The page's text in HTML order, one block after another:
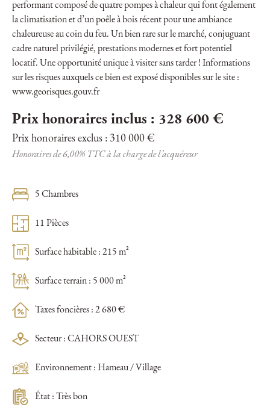
performant composé de quatre pompes à chaleur qui font également
la climatisation et d’un poêle à bois récent pour une ambiance
chaleureuse au coin du feu. Un bien rare sur le marché, conjuguant
cadre naturel privilégié, prestations modernes et fort potentiel
locatif. Une opportunité unique à visiter sans tarder ! Informations
sur les risques auxquels ce bien est exposé disponibles sur le site :
www.georisques.gouv.fr
Prix honoraires inclus : 328 600 €
Prix honoraires exclus : 310 000 €
Honoraires de 6,00% TTC à la charge de l’acquéreur
5 Chambres
11 Pièces
Surface habitable : 215 m²
Surface terrain : 5 000 m²
Taxes foncières : 2 680 €
Secteur : CAHORS OUEST
Environnement : Hameau / Village
État : Très bon